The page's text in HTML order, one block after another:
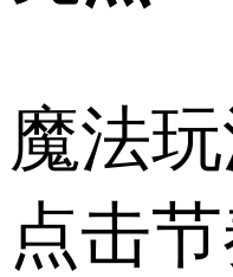
魔法
点击